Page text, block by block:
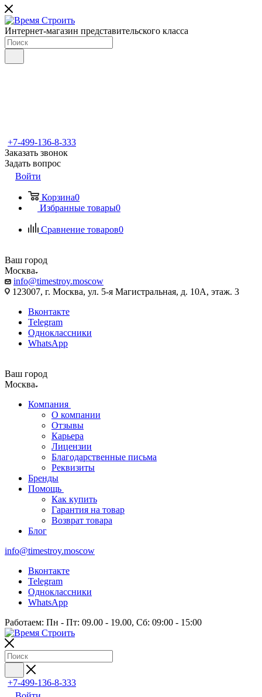
Интернет-магазин представительского класса
+7-499-136-8-333
Заказать звонок
Задать вопрос
Войти
Корзина0
Избранные товары0
Сравнение товаров0
Ваш город
Москва
info@timestroy.moscow
123007, г. Москва, ул. 5-я Магистральная, д. 10А, этаж. 3
Вконтакте
Telegram
Одноклассники
WhatsApp
Ваш город
Москва
Компания
О компании
Отзывы
Карьера
Лицензии
Благодарственные письма
Реквизиты
Бренды
Помощь
Как купить
Гарантия на товар
Возврат товара
Блог
info@timestroy.moscow
Вконтакте
Telegram
Одноклассники
WhatsApp
Работаем: Пн - Пт: 09.00 - 19.00, Сб: 09:00 - 15:00
+7-499-136-8-333